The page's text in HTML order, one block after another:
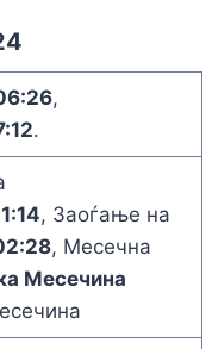
,
.
, Заоѓање на
, Месечна
Месечина